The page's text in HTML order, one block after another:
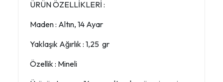
ÜRÜN ÖZELLİKLERİ :
Maden : Altın, 14 Ayar
Yaklaşık Ağırlık : 1,25 gr
Özellik : Mineli